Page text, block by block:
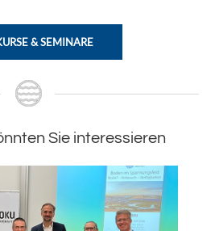
& SEMINARE
Sie interessieren